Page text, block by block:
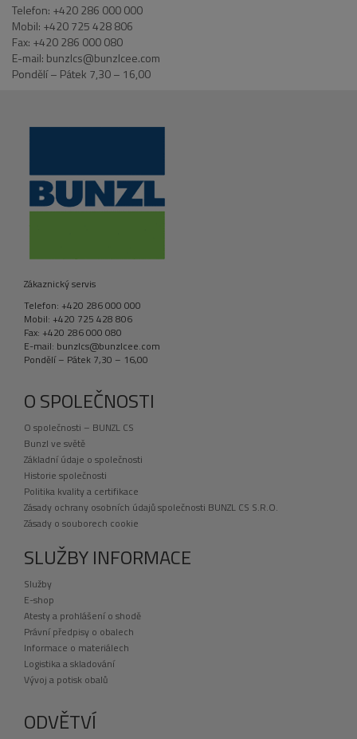
Telefon: +420 286 000 000
Mobil: +420 725 428 806
Fax: +420 286 000 080
E-mail: bunzlcs@bunzlcee.com
Pondělí – Pátek 7,30 – 16,00
Zákaznický servis
Telefon: +420 286 000 000
Mobil: +420 725 428 806
Fax: +420 286 000 080
E-mail: bunzlcs@bunzlcee.com
Pondělí – Pátek 7,30 – 16,00
O SPOLEČNOSTI
O společnosti – BUNZL CS
Bunzl ve světě
Základní údaje o společnosti
Historie společnosti
Politika kvality a certifikace
Zásady ochrany osobních údajů společnosti BUNZL CS S.R.O.
Zásady o souborech cookie
SLUŽBY INFORMACE
Služby
E-shop
Atesty a prohlášení o shodě
Právní předpisy o obalech
Informace o materiálech
Logistika a skladování
Vývoj a potisk obalů
ODVĚTVÍ